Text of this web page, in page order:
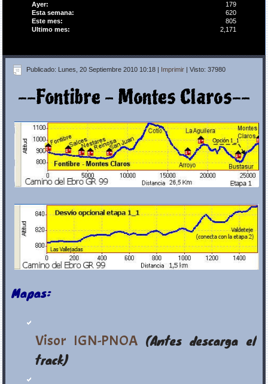
Ayer:
179
Esta semana:
620
Este mes:
805
Ultimo mes:
2,171
Publicado: Lunes, 20 Septiembre 2010 10:18 | Imprimir | Visto: 37980
--Fontibre - Montes Claros--
Mapas:
Visor IGN-PNOA(Antes descarga el
track)